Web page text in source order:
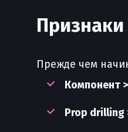
Прежде чем
Компонент
Prop drilling